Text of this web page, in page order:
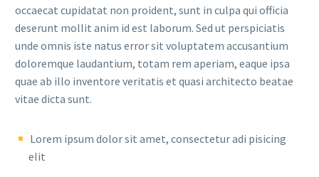
occaecat cupidatat non proident, sunt in culpa qui officia
deserunt mollit anim id est laborum. Sed ut perspiciatis
unde omnis iste natus error sit voluptatem accusantium
doloremque laudantium, totam rem aperiam, eaque ipsa
quae ab illo inventore veritatis et quasi architecto beatae
vitae dicta sunt.
Lorem ipsum dolor sit amet, consectetur adi pisicing
elit